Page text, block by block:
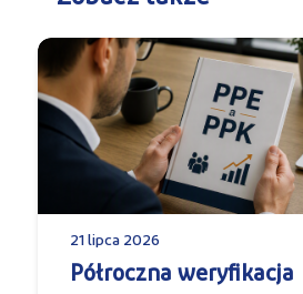
21 lipca 2026
Półroczna weryfikacja